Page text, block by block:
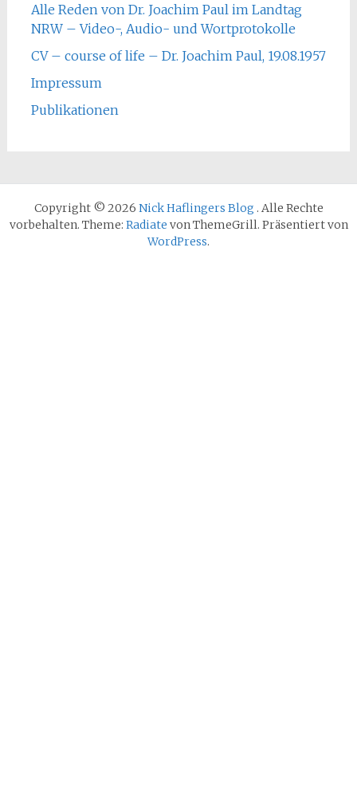
Alle Reden von Dr. Joachim Paul im Landtag
NRW – Video-, Audio- und Wortprotokolle
CV – course of life – Dr. Joachim Paul, 19.08.1957
Impressum
Publikationen
Copyright © 2026 Nick Haflingers Blog . Alle Rechte
vorbehalten. Theme: Radiate von ThemeGrill. Präsentiert von
WordPress.